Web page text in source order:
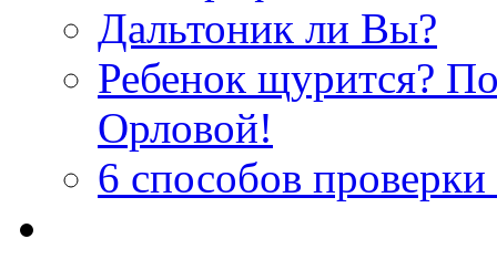
Дальтоник ли Вы?
Ребенок щурится?
Орловой!
6 способов